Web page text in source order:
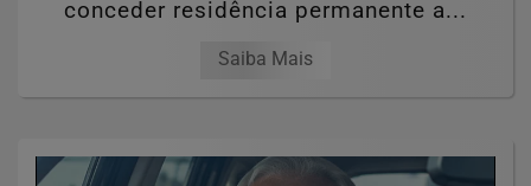
conceder residência permanente a...
Saiba Mais